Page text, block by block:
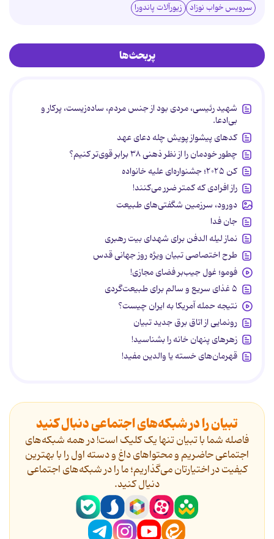
سرویس خواب نوزاد زیورآلات پاندورا
پربحث‌ها
شهید رئیسی، مردی بود از جنس مردم، ساده‌زیست، پرکار و
بی‌ادعا.
کدهای پیشواز پویش چله دعای عهد
چطور خودمان را از نظر ذهنی ۳۸ برابر قوی‌تر کنیم؟
کن ۲۰۲۵؛ جشنواره‌ای علیه خانواده
راز افرادی که کمتر ضرر می‌کنند!
دورود، سرزمین شگفتی‌های طبیعت
جان فدا
نماز لیله الدفن برای شهدای بیت رهبری
طرح اختصاصی تبیان ویژه روز جهانی قدس
فومو؛ غول جیب‌بر فضای مجازی!
۵ غذای سریع و سالم برای طبیعت‌گردی
نتیجه حمله آمریکا به ایران چیست؟
رونمایی از اتاق برق جدید تبیان
زهرهای پنهان خانه را بشناسید!
قهرمان‌های خسته یا والدین مفید!
تبیان را در شبکه‌های اجتماعی دنبال کنید
فاصله شما با تبیان تنها یک کلیک است! در همه شبکه‌های
اجتماعی حاضریم و محتواهای داغ و دسته اول را با بهترین
کیفیت در اختیارتان می‌گذاریم؛ ما را در شبکه‌های اجتماعی
دنیال کنید.